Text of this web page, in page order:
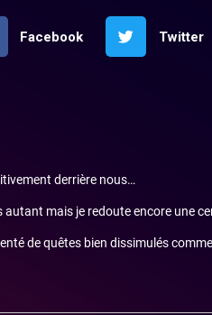
Facebook Twitter
derrière nous…
autant mais je redoute encore une
de quêtes bien dissimulés